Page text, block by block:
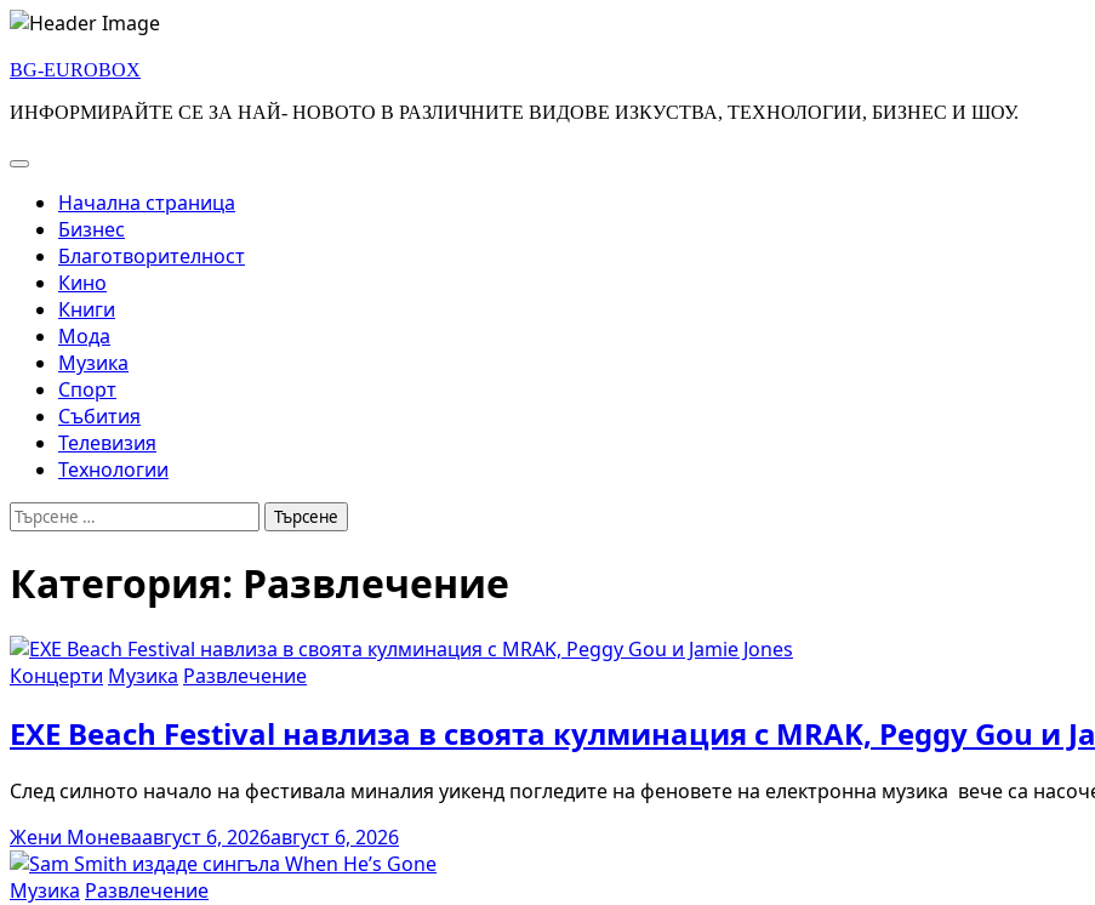
Skip
content
BG-EUROBOX
ИНФОРМИРАЙТЕ СЕ ЗА НАЙ- НОВОТО В РАЗЛИЧНИТЕ ВИДОВЕ ИЗКУСТВА, ТЕХНОЛОГИИ, БИЗНЕС И ШОУ.
Начална страница
Бизнес
Благотворителност
Кино
Книги
Мода
Музика
Спорт
Събития
Телевизия
Технологии
Търсене
Категория: Развлечение
Концерти Музика Развлечение
EXE Beach Festival навлиза в своята кулминация с MRAK, Peggy Gou и
След силното начало на фестивала миналия уикенд погледите на феновете на електронна музика вече са
Жени Моневаавгуст 6, 2026август 6, 2026
Музика Развлечение